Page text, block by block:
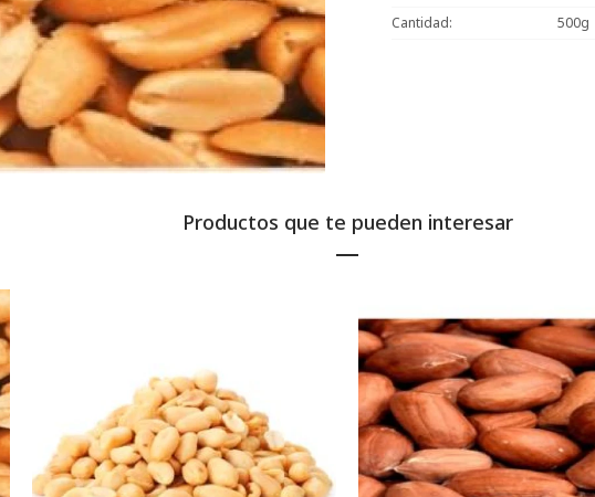
Cantidad
500g
Productos que te pueden interesar